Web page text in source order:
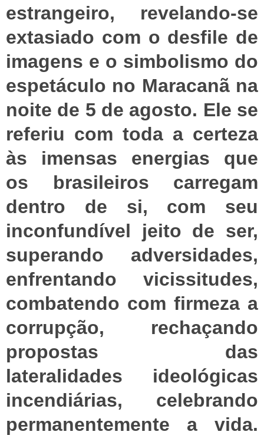
estrangeiro, revelando-se
extasiado com o desfile de
imagens e o simbolismo do
espetáculo no Maracanã na
noite de 5 de agosto. Ele se
referiu com toda a certeza
às imensas energias que
os brasileiros carregam
dentro de si, com seu
inconfundível jeito de ser,
superando adversidades,
enfrentando vicissitudes,
combatendo com firmeza a
corrupção, rechaçando
propostas das
lateralidades ideológicas
incendiárias, celebrando
permanentemente a vida.